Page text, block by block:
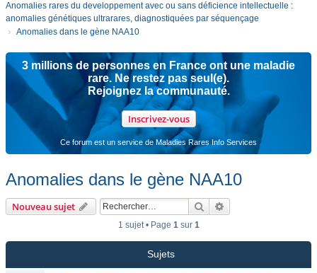
Anomalies rares du developpement avec ou sans déficience intellectuelle :
anomalies génétiques ultrarares, diagnostiquées par séquençage
Anomalies dans le gène NAA10
3 millions de personnes en France ont une maladie
rare. Ne restez pas seul(e).
Rejoignez la communauté.
Inscrivez-vous
Ce forum est un service de Maladies Rares Info Services
Anomalies dans le gène NAA10
Nouveau sujet Rechercher
1 sujet • Page 1sur 1
Sujets